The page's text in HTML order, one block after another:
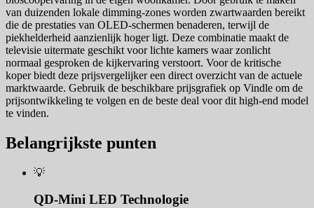
van duizenden lokale dimming-zones worden zwartwaarden bereikt
die de prestaties van OLED-schermen benaderen, terwijl de
piekhelderheid aanzienlijk hoger ligt. Deze combinatie maakt de
televisie uitermate geschikt voor lichte kamers waar zonlicht
normaal gesproken de kijkervaring verstoort. Voor de kritische
koper biedt deze prijsvergelijker een direct overzicht van de actuele
marktwaarde. Gebruik de beschikbare prijsgrafiek op Vindle om de
prijsontwikkeling te volgen en de beste deal voor dit high-end model
te vinden.
Belangrijkste punten
💡
QD-Mini LED Technologie